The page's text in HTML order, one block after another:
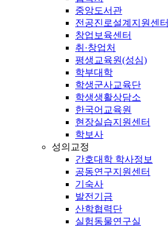
중앙도서관
전공진로설계지원센터
창업보육센터
취·창업처
평생교육원(성심)
학부대학
학생군사교육단
학생생활상담소
한국어교육원
현장실습지원센터
학보사
성의교정
간호대학 학사정보
공동연구지원센터
기숙사
발전기금
산학협력단
실험동물연구실